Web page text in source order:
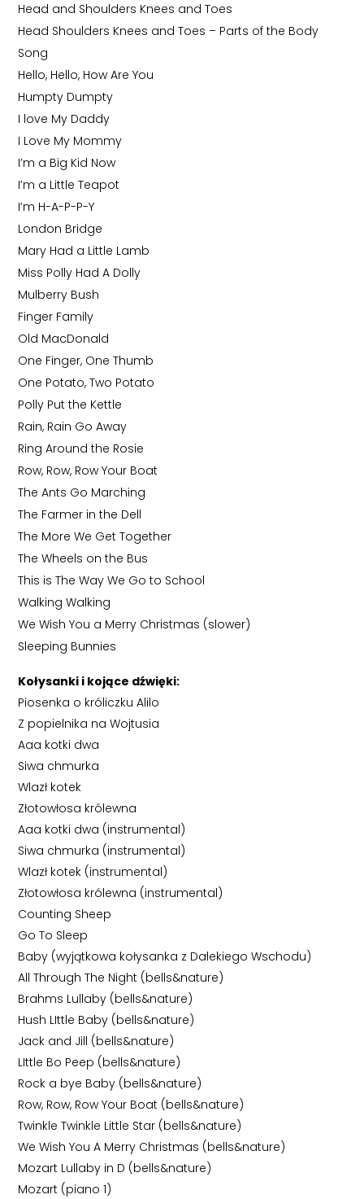
Head and Shoulders Knees and Toes
Head Shoulders Knees and Toes – Parts of the Body
Song
Hello, Hello, How Are You
Humpty Dumpty
I love My Daddy
I Love My Mommy
I’m a Big Kid Now
I’m a Little Teapot
I’m H-A-P-P-Y
London Bridge
Mary Had a Little Lamb
Miss Polly Had A Dolly
Mulberry Bush
Finger Family
Old MacDonald
One Finger, One Thumb
One Potato, Two Potato
Polly Put the Kettle
Rain, Rain Go Away
Ring Around the Rosie
Row, Row, Row Your Boat
The Ants Go Marching
The Farmer in the Dell
The More We Get Together
The Wheels on the Bus
This is The Way We Go to School
Walking Walking
We Wish You a Merry Christmas (slower)
Sleeping Bunnies
Kołysanki i kojące dźwięki:
Piosenka o króliczku Alilo
Z popielnika na Wojtusia
Aaa kotki dwa
Siwa chmurka
Wlazł kotek
Złotowłosa królewna
Aaa kotki dwa (instrumental)
Siwa chmurka (instrumental)
Wlazł kotek (instrumental)
Złotowłosa królewna (instrumental)
Counting Sheep
Go To Sleep
Baby (wyjątkowa kołysanka z Dalekiego Wschodu)
All Through The Night (bells&nature)
Brahms Lullaby (bells&nature)
Hush LIttle Baby (bells&nature)
Jack and Jill (bells&nature)
LIttle Bo Peep (bells&nature)
Rock a bye Baby (bells&nature)
Row, Row, Row Your Boat (bells&nature)
Twinkle Twinkle Little Star (bells&nature)
We Wish You A Merry Christmas (bells&nature)
Mozart Lullaby in D (bells&nature)
Mozart (piano 1)